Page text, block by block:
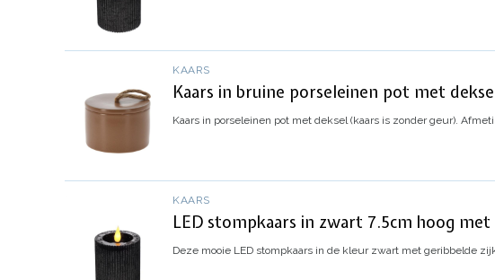
KAARS
Kaars in bruine porseleinen pot met
Kaars in porseleinen pot met deksel (kaars is zonder geur).
KAARS
LED stompkaars in zwart 7.5cm hoog met
Deze mooie LED stompkaars in de kleur zwart met geribbelde